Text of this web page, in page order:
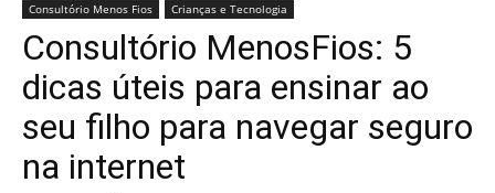
Consultório Menos Fios Crianças e Tecnologia
Consultório MenosFios: 5
dicas úteis para ensinar ao
seu filho para navegar seguro
na internet